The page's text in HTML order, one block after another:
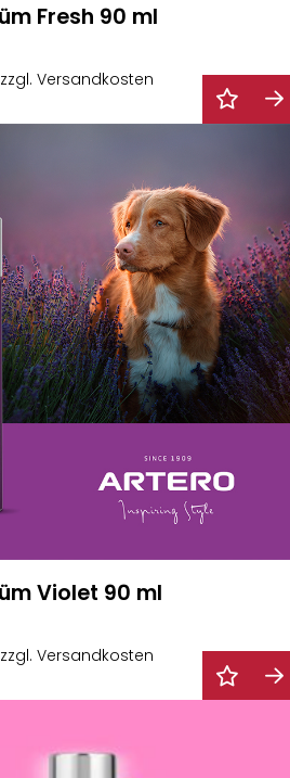
Fresh 90 ml
zzgl. Versandkosten
Violet 90 ml
zzgl. Versandkosten